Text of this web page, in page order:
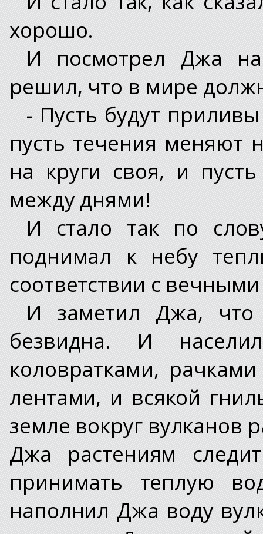
хорошо.
И посмотрел Джа
решил, что в мире
- Пусть будут
пусть течения меняют
на круги своя, и
между днями!
И стало так по
поднимал к небу
соответствии с
И заметил Джа, что
безвидна. И
коловратками,
лентами, и всякой
земле вокруг вулканов
Джа растениям
принимать теплую
наполнил Джа воду